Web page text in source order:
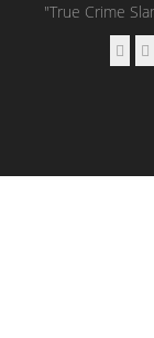
"True Crime